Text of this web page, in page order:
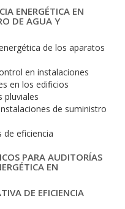
ENERGÉTICA EN
DE AGUA Y
de los aparatos
en instalaciones
en los edificios
pluviales
de suministro
de eficiencia
PARA AUDITORÍAS
EN
DE EFICIENCIA